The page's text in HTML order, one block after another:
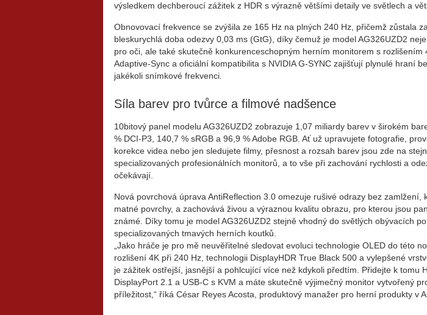
výsledkem dechberoucí zážitek z HDR s výrazně většími detaily ve světlech a
Obnovovací frekvence se zvýšila ze 165 Hz na plných 240 Hz, přičemž zůstala
bleskurychlá doba odezvy 0,03 ms (GtG), díky čemuž je model AG326UZD2
pro oči, ale také skutečně konkurenceschopným herním monitorem s rozlišením
Adaptive-Sync a oficiální kompatibilita s NVIDIA G-SYNC zajišťují plynulé hraní
jakékoli snímkové frekvenci.
Síla barev pro tvůrce a filmové nadšence
10bitový panel modelu AG326UZD2 zobrazuje 1,07 miliardy barev v širokém
% DCI-P3, 140,7 % sRGB a 96,9 % Adobe RGB. Ať už upravujete fotografie,
korekce videa nebo jen sledujete filmy, přesnost a rozsah barev jsou zde na
specializovaných profesionálních monitorů, a to vše při zachování rychlosti a
očekávají.
Nová povrchová úprava AntiReflection 3.0 omezuje rušivé odrazy bez zamlžení,
matné povrchy, a zachovává živou a výraznou kvalitu obrazu, pro kterou jsou
známé. Díky tomu je model AG326UZD2 stejně vhodný do světlých obývacích
specializovaných tmavých herních koutků.
„Jako hráče je pro mě neuvěřitelné sledovat evoluci technologie OLED do této
rozlišení 4K při 240 Hz, technologii DisplayHDR True Black 500 a vylepšené
je zážitek ostřejší, jasnější a pohlcující více než kdykoli předtím. Přidejte k tomu
DisplayPort 2.1 a USB-C s KVM a máte skutečně výjimečný monitor vytvořený
příležitost,“ říká César Reyes Acosta, produktový manažer pro herní produkty v